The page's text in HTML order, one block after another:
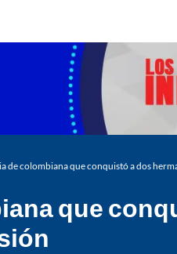
de colombiana que conquistó a dos
que